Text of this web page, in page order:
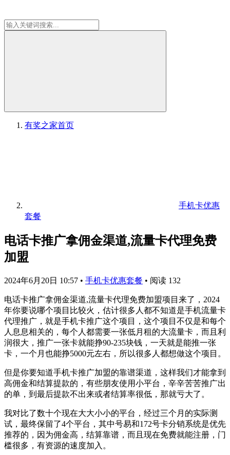
有奖之家首页
手机卡优惠
套餐
电话卡推广拿佣金渠道,流量卡代理免费
加盟
2024年6月20日 10:57 • 手机卡优惠套餐 • 阅读 132
电话卡推广拿佣金渠道,流量卡代理免费加盟项目来了，2024
年你要说哪个项目比较火，估计很多人都不知道是手机流量卡
代理推广，就是手机卡推广这个项目，这个项目不仅是和每个
人息息相关的，每个人都需要一张低月租的大流量卡，而且利
润很大，推广一张卡就能挣90-235块钱，一天就是能推一张
卡，一个月也能挣5000元左右，所以很多人都想做这个项目。
但是你要知道手机卡推广加盟的靠谱渠道，这样我们才能拿到
高佣金和结算提款的，有些朋友使用小平台，辛辛苦苦推广出
的单，到最后提款不出来或者结算率很低，那就亏大了。
我对比了数十个现在大大小小的平台，经过三个月的实际测
试，最终保留了4个平台，其中号易和172号卡分销系统是优先
推荐的，因为佣金高，结算靠谱，而且现在免费就能注册，门
槛很多，有资源的速度加入。